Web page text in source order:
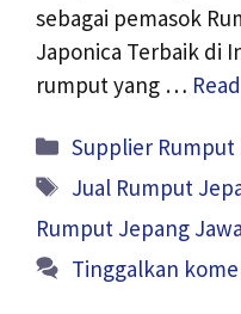
sebagai pemasok
Japonica Terbaik di
rumput yang …
Kategori
Supplier
Tag
Jual Rumput
Rumput Jepang
Tinggalkan